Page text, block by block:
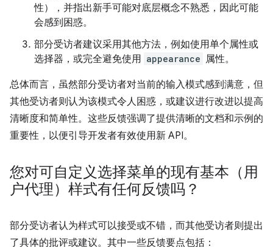
性），并指出新手可能对底层概念不熟悉，因此可能
会感到困惑。
部分受访者建议采用其他方法，例如使用单个属性或
选择器，或完全避免使用 appearance 属性。
总体而言，虽然部分受访者对当前的输入模式感到满意，但
其他受访者则认为该模式令人困惑，或建议进行改进以提高
清晰度和简单性。这些反馈强调了提供清晰的文档和示例的
重要性，以便引导开发者有效使用新 API。
您对可自定义选择菜单的现有基本（用
户代理）样式有任何反馈吗？
部分受访者认为样式可以接受或不错，而其他受访者则提出
了具体的批评或建议。其中一些反馈要点包括：